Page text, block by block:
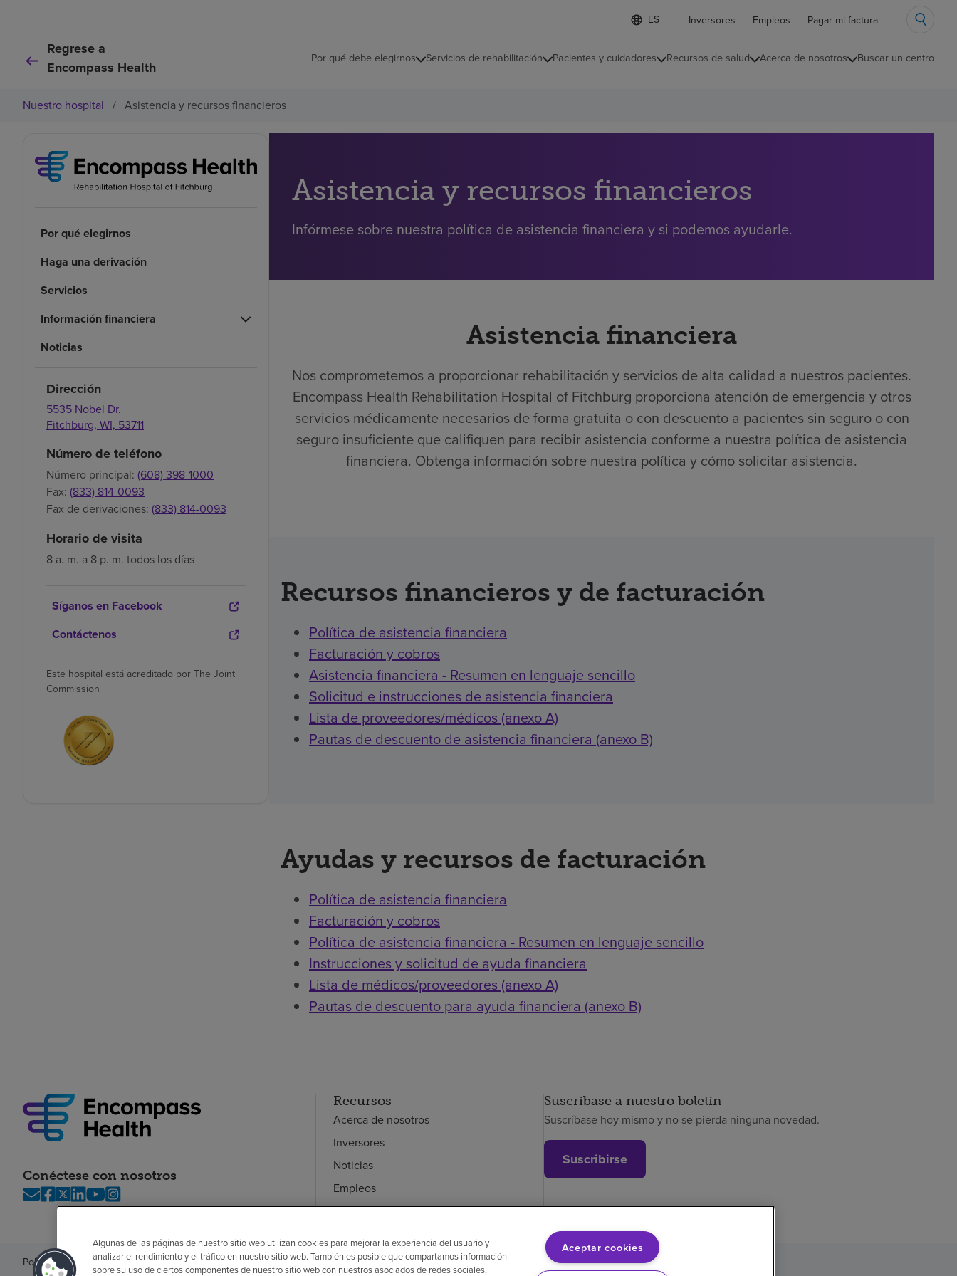
Lista
de
contraída
d
o
e
o
n
d
Inversores Empleos Pagar mi factura
Regrese a
Encompass Health
Por qué debe elegirnos Servicios de rehabilitación Pacientes y cuidadores Recursos de salud Acerca de nosotros Buscar un centro
Nuestro hospital / Asistencia y recursos financieros
Por qué elegirnos
Haga una derivación
Servicios
Información financiera
Noticias
Dirección
5535 Nobel Dr.
Fitchburg, WI, 53711
Número de teléfono
Número principal: (608) 398-1000
Fax: (833) 814-0093
Fax de derivaciones: (833) 814-0093
Horario de visita
8 a. m. a 8 p. m. todos los días
Síganos en Facebook
Contáctenos
Este hospital está acreditado por The Joint
Commission
Asistencia y recursos financieros
Infórmese sobre nuestra política de asistencia financiera y si podemos ayudarle.
Asistencia financiera
Nos comprometemos a proporcionar rehabilitación y servicios de alta calidad a nuestros pacientes.
Encompass Health Rehabilitation Hospital of Fitchburg proporciona atención de emergencia y otros
servicios médicamente necesarios de forma gratuita o con descuento a pacientes sin seguro o con
seguro insuficiente que califiquen para recibir asistencia conforme a nuestra política de asistencia
financiera. Obtenga información sobre nuestra política y cómo solicitar asistencia.
Recursos financieros y de facturación
Política de asistencia financiera
Facturación y cobros
Asistencia financiera - Resumen en lenguaje sencillo
Solicitud e instrucciones de asistencia financiera
Lista de proveedores/médicos (anexo A)
Pautas de descuento de asistencia financiera (anexo B)
Ayudas y recursos de facturación
Política de asistencia financiera
Facturación y cobros
Política de asistencia financiera - Resumen en lenguaje sencillo
Instrucciones y solicitud de ayuda financiera
Lista de médicos/proveedores (anexo A)
Pautas de descuento para ayuda financiera (anexo B)
Conéctese con nosotros
Recursos
Acerca de nosotros
Inversores
Noticias
Empleos
Empleados
Suscríbase a nuestro boletín
Suscríbase hoy mismo y no se pierda ninguna novedad.
Suscribirse
Política de privacidadLegalSin sorpresas AccesibilidadSi no habla inglésAviso de no discriminaciónCumplimiento de los proveedoresTransparencia de precios
Algunas de las páginas de nuestro sitio web utilizan cookies para mejorar la experiencia del usuario y
analizar el rendimiento y el tráfico en nuestro sitio web. También es posible que compartamos información
sobre su uso de ciertos componentes de nuestro sitio web con nuestros asociados de redes sociales,
Aceptar cookies